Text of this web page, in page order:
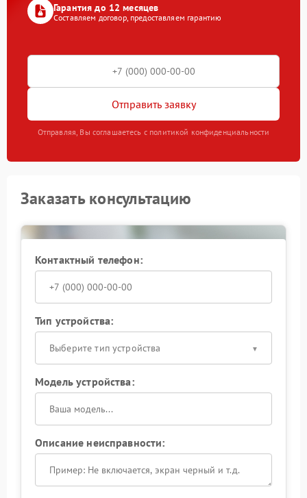
Гарантия до 12 месяцев
Составляем договор, предоставляем гарантию
Отправить заявку
Отправляя, Вы соглашаетесь с политикой конфиденциальности
Заказать консультацию
Контактный телефон:
Тип устройства:
Выберите тип устройства
Модель устройства:
Описание неисправности: